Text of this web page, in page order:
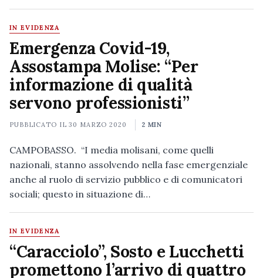
IN EVIDENZA
Emergenza Covid-19,
Assostampa Molise: “Per
informazione di qualità
servono professionisti”
PUBBLICATO IL30 MARZO 2020 2 MIN
CAMPOBASSO. “I media molisani, come quelli
nazionali, stanno assolvendo nella fase emergenziale
anche al ruolo di servizio pubblico e di comunicatori
sociali; questo in situazione di…
IN EVIDENZA
“Caracciolo”, Sosto e Lucchetti
promettono l’arrivo di quattro